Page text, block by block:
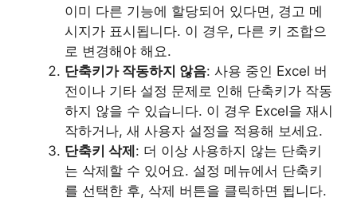
이미 다른 기능에 할당되어 있다면, 경고 메
시지가 표시됩니다. 이 경우, 다른 키 조합으
로 변경해야 해요.
단축키가 작동하지 않음: 사용 중인 Excel 버
전이나 기타 설정 문제로 인해 단축키가 작동
하지 않을 수 있습니다. 이 경우 Excel을 재시
작하거나, 새 사용자 설정을 적용해 보세요.
단축키 삭제: 더 이상 사용하지 않는 단축키
는 삭제할 수 있어요. 설정 메뉴에서 단축키
를 선택한 후, 삭제 버튼을 클릭하면 됩니다.